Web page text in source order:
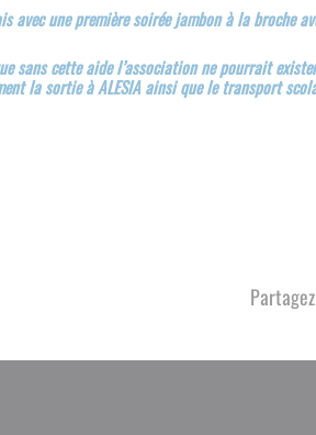
une première soirée jambon à la broche
sans cette aide l’association ne pourrait
la sortie à ALESIA ainsi que le transport